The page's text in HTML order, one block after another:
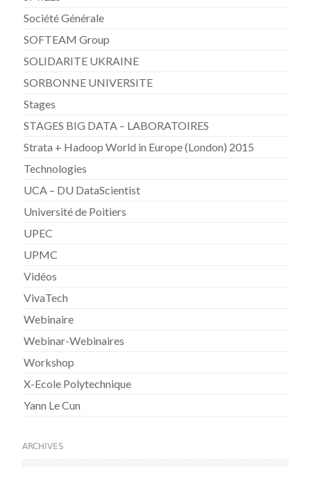
Société Générale
SOFTEAM Group
SOLIDARITE UKRAINE
SORBONNE UNIVERSITE
Stages
STAGES BIG DATA – LABORATOIRES
Strata + Hadoop World in Europe (London) 2015
Technologies
UCA – DU DataScientist
Université de Poitiers
UPEC
UPMC
Vidéos
VivaTech
Webinaire
Webinar-Webinaires
Workshop
X-Ecole Polytechnique
Yann Le Cun
ARCHIVES